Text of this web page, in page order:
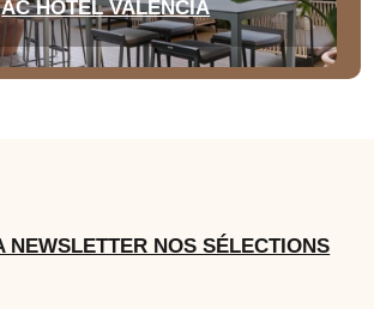
AC HOTEL VALENCIA